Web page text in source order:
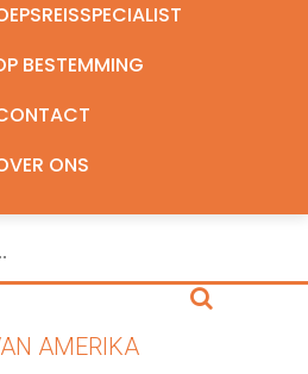
BESTEMMING
ONS
AMERIKA